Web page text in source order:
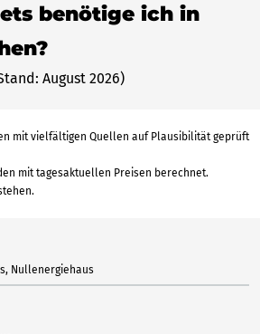
benötige ich in
August 2026)
mit vielfältigen Quellen auf Plausibilität geprüft
mit tagesaktuellen Preisen berechnet.
Nullenergiehaus